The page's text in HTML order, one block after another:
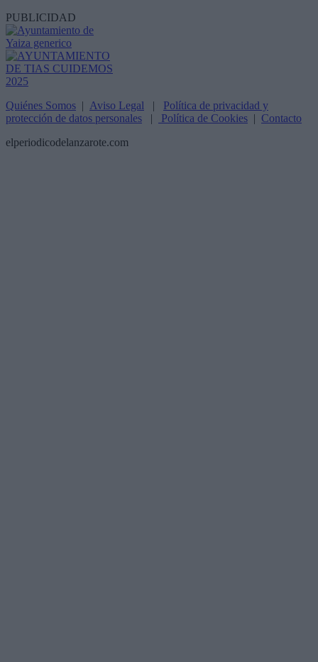
PUBLICIDAD
Quiénes Somos | Aviso Legal | Política de privacidad y
protección de datos personales | Política de Cookies | Contacto
elperiodicodelanzarote.com